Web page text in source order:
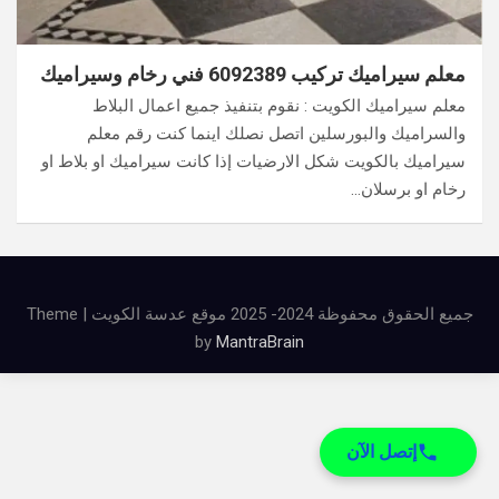
معلم سيراميك تركيب 6092389 فني رخام وسيراميك
معلم سيراميك الكويت : نقوم بتنفيذ جميع اعمال البلاط
والسراميك والبورسلين اتصل نصلك اينما كنت رقم معلم
سيراميك بالكويت شكل الارضيات إذا كانت سيراميك او بلاط او
رخام او برسلان…
جميع الحقوق محفوظة 2024- 2025 موقع عدسة الكويت | Theme
by MantraBrain
إتصل الآن